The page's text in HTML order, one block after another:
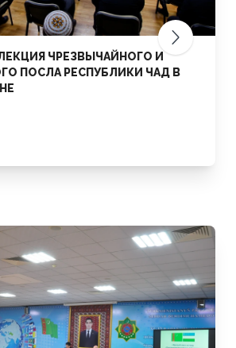
ЧРЕЗВЫЧАЙНОГО И
ПОСЛА РЕСПУБЛИКИ ЧАД В